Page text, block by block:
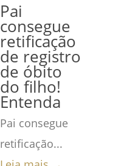
Pai
consegue
retificação
de registro
de óbito
do filho!
Entenda
Pai consegue
retificação...